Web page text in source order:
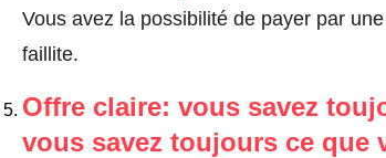
Vous avez la possibilité de payer par
faillite.
Offre claire: vous savez
vous savez toujours ce que